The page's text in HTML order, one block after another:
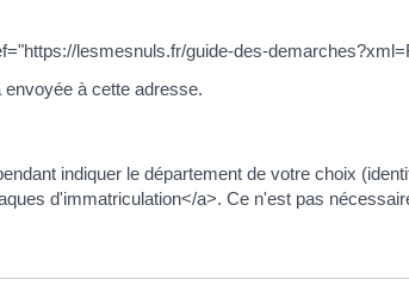
lesmesnuls.fr/guide-des-
à cette adresse.
indiquer le département de votre choix
d'immatriculation</a>. Ce n'est pas